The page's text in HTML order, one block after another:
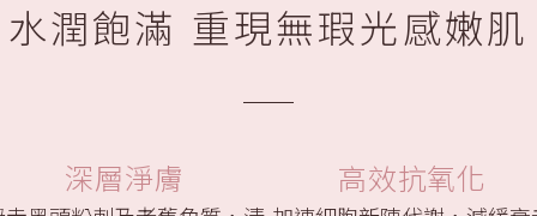
水潤飽滿 重現無瑕光感嫩肌
深層淨膚 高效抗氧化